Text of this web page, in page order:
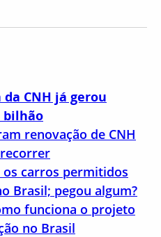
CNH já gerou
bilhão
renovação de CNH
os carros permitidos
Brasil; pegou algum?
funciona o projeto
no Brasil